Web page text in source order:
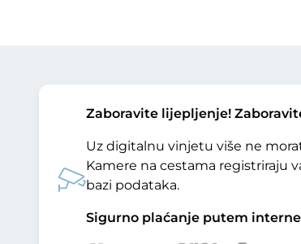
Zaboravite lijepljenje!
Uz digitalnu vinjetu više ne
Kamere na cestama registriraju
bazi podataka.
Sigurno plaćanje putem